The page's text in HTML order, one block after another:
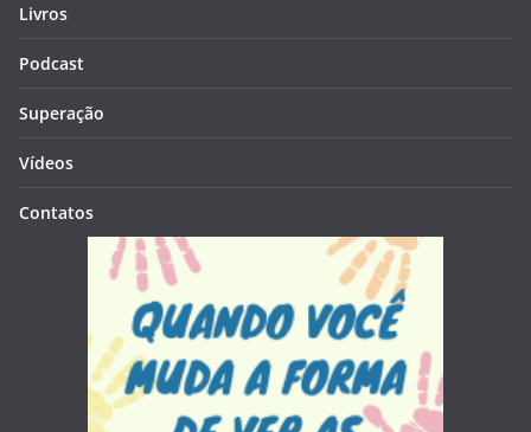
Livros
Podcast
Superação
Vídeos
Contatos